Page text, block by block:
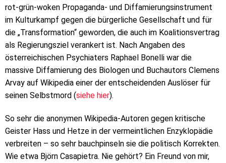
rot-grün-woken Propaganda- und Diffamierungsinstrument
im Kulturkampf gegen die bürgerliche Gesellschaft und für
die „Transformation“ geworden, die auch im Koalitionsvertrag
als Regierungsziel verankert ist. Nach Angaben des
österreichischen Psychiaters Raphael Bonelli war die
massive Diffamierung des Biologen und Buchautors Clemens
Arvay auf Wikipedia einer der entscheidenden Auslöser für
seinen Selbstmord (siehe hier).
So sehr die anonymen Wikipedia-Autoren gegen kritische
Geister Hass und Hetze in der vermeintlichen Enzyklopädie
verbreiten – so sehr bauchpinseln sie die politisch Korrekten.
Wie etwa Björn Casapietra. Nie gehört? Ein Freund von mir,